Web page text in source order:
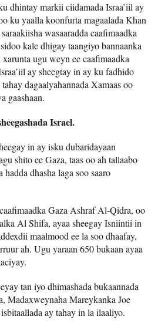
dhintay markii ciidamada Israa’iil ay
ku yaalla koonfurta magaalada Khan
wasaaradda caafimaadka
kale dhigay taangiyo bannaanka
ugu weyn ee caafimaadka
ay sheegtay in ay ku fadhido
dagaalyahannada Xamaas oo
gaashaan.
Israel.
in ay isku dubaridayaan
shito ee Gaza, taas oo ah tallaabo
dhasha laga soo saaro
Gaza Ashraf Al-Qidra, oo
Al Shifa, ayaa sheegay Isniintii in
maalmood ee la soo dhaafay,
ah. Ugu yaraan 650 bukaan ayaa
tan iyo dhimashada bukaannada
Madaxweynaha Mareykanka Joe
ay tahay in la ilaaliyo.